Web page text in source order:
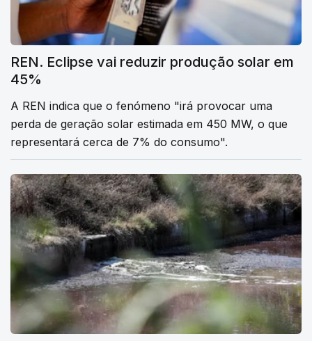
REN. Eclipse vai reduzir produção solar em
45%
A REN indica que o fenómeno "irá provocar uma
perda de geração solar estimada em 450 MW, o que
representará cerca de 7% do consumo".